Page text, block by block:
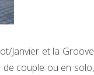
Janvier et la Groove
de couple ou en solo,